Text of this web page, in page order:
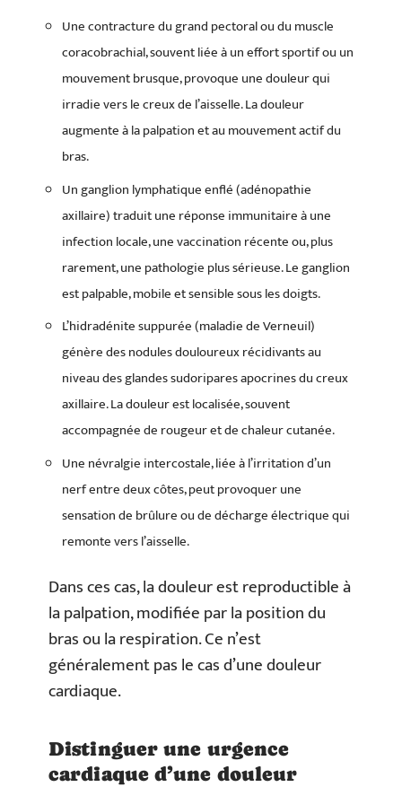
Une contracture du grand pectoral ou du muscle
coracobrachial, souvent liée à un effort sportif ou un
mouvement brusque, provoque une douleur qui
irradie vers le creux de l’aisselle. La douleur
augmente à la palpation et au mouvement actif du
bras.
Un ganglion lymphatique enflé (adénopathie
axillaire) traduit une réponse immunitaire à une
infection locale, une vaccination récente ou, plus
rarement, une pathologie plus sérieuse. Le ganglion
est palpable, mobile et sensible sous les doigts.
L’hidradénite suppurée (maladie de Verneuil)
génère des nodules douloureux récidivants au
niveau des glandes sudoripares apocrines du creux
axillaire. La douleur est localisée, souvent
accompagnée de rougeur et de chaleur cutanée.
Une névralgie intercostale, liée à l’irritation d’un
nerf entre deux côtes, peut provoquer une
sensation de brûlure ou de décharge électrique qui
remonte vers l’aisselle.
Dans ces cas, la douleur est reproductible à
la palpation, modifiée par la position du
bras ou la respiration. Ce n’est
généralement pas le cas d’une douleur
cardiaque.
Distinguer une urgence
cardiaque d’une douleur